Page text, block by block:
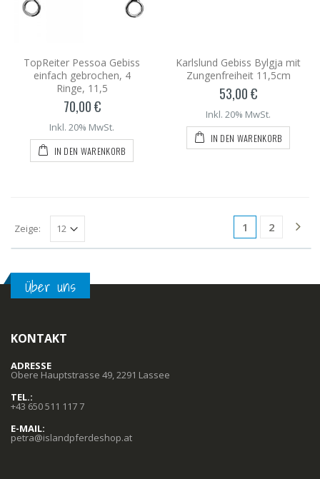
TopReiter Pessoa Gebiss
einfach gebrochen, 4
Ringe, 11,5
70,00 €
Inkl. 20% MwSt.
IN DEN WARENKORB
Karlslund Gebiss Bylgja mit
Zungenfreiheit 11,5cm
53,00 €
Inkl. 20% MwSt.
IN DEN WARENKORB
1 2
Zeige:
Über uns
KONTAKT
ADRESSE
Obere Hauptstrasse 49, 2291 Lassee
TEL.:
+43 650 511 117 7
E-MAIL:
petra@islandpferdeshop.at